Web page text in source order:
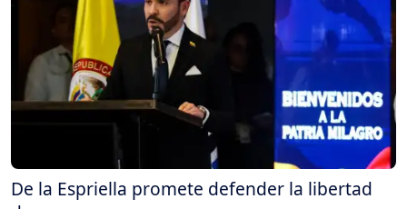
De la Espriella promete defender la libertad